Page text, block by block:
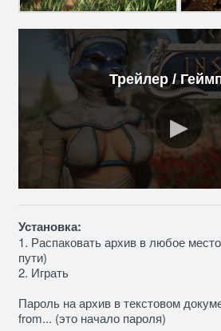
Трейлер /
Установка:
1. Распаковать архив в любое
пути)
2. Играть
Пароль на архив в текстовом
from... (это начало пароля)